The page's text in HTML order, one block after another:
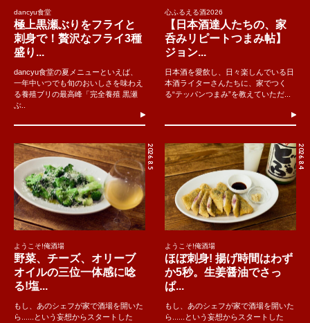
dancyu食堂
極上黒瀬ぶりをフライと
刺身で！贅沢なフライ3種
盛り...
dancyu食堂の夏メニューといえば、
一年中いつでも旬のおいしさを味わえ
る養殖ブリの最高峰「完全養殖 黒瀬
ぶ..
心ふるえる酒2026
【日本酒達人たちの、家
呑みリピートつまみ帖】
ジョン...
日本酒を愛飲し、日々楽しんでいる日
本酒ライターさんたちに、家でつく
る“テッパンつまみ”を教えていただ...
2026.8.5
ようこそ!俺酒場
野菜、チーズ、オリーブ
オイルの三位一体感に唸
る!塩...
もし、あのシェフが家で酒場を開いた
ら......という妄想からスタートした
2026.8.4
ようこそ!俺酒場
ほぼ刺身! 揚げ時間はわず
か5秒。生姜醤油でさっ
ぱ...
もし、あのシェフが家で酒場を開いた
ら......という妄想からスタートした